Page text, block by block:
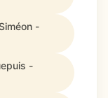
-
-